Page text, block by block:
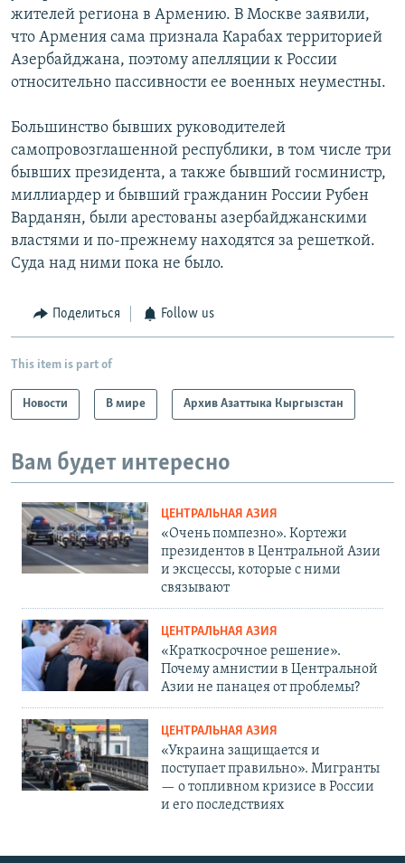
жителей региона в Армению. В Москве заявили,
что Армения сама признала Карабах территорией
Азербайджана, поэтому апелляции к России
относительно пассивности ее военных неуместны.
Большинство бывших руководителей
самопровозглашенной республики, в том числе три
бывших президента, а также бывший госминистр,
миллиардер и бывший гражданин России Рубен
Варданян, были арестованы азербайджанскими
властями и по-прежнему находятся за решеткой.
Суда над ними пока не было.
Поделиться Follow us
This item is part of
Новости В мире Архив Азаттыка Кыргызстан
Вам будет интересно
ЦЕНТРАЛЬНАЯ АЗИЯ
«Очень помпезно». Кортежи
президентов в Центральной Азии
и эксцессы, которые с ними
связывают
ЦЕНТРАЛЬНАЯ АЗИЯ
«Краткосрочное решение».
Почему амнистии в Центральной
Азии не панацея от проблемы?
ЦЕНТРАЛЬНАЯ АЗИЯ
«Украина защищается и
поступает правильно». Мигранты
— о топливном кризисе в России
и его последствиях